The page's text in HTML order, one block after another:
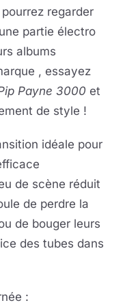
regarder
partie électro
albums
, essayez
Payne 3000 et
de style !
idéale pour
de scène réduit
de perdre la
de bouger leurs
des tubes dans
: